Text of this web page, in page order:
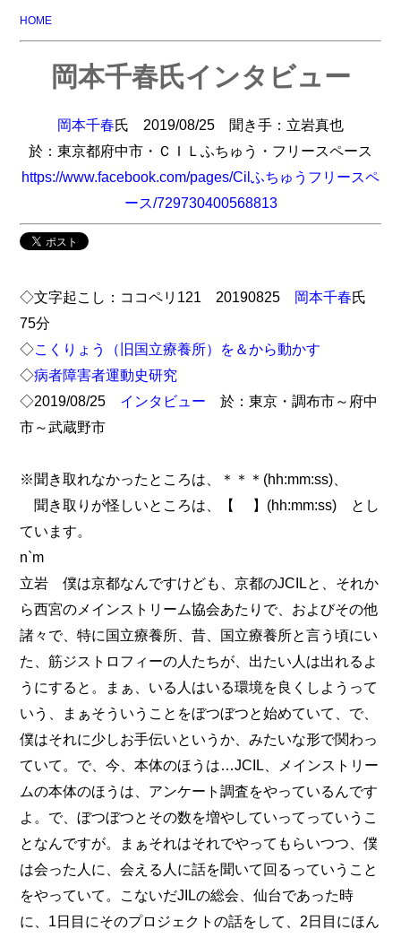
HOME
岡本千春氏インタビュー
岡本千春氏 2019/08/25 聞き手：立岩真也
於：東京都府中市・ＣＩＬふちゅう・フリースペース
https://www.facebook.com/pages/Cilふちゅうフリースペ
ース/729730400568813
◇文字起こし：ココペリ121 20190825 岡本千春氏
75分
◇こくりょう（旧国立療養所）を＆から動かす
◇病者障害者運動史研究
◇2019/08/25 インタビュー 於：東京・調布市～府中
市～武蔵野市
※聞き取れなかったところは、＊＊＊(hh:mm:ss)、
聞き取りが怪しいところは、【 】(hh:mm:ss) とし
ています。
n`m
立岩 僕は京都なんですけども、京都のJCILと、それか
ら西宮のメインストリーム協会あたりで、およびその他
諸々で、特に国立療養所、昔、国立療養所と言う頃にい
た、筋ジストロフィーの人たちが、出たい人は出れるよ
うにすると。まぁ、いる人はいる環境を良くしようって
いう、まぁそういうことをぼつぼつと始めていて、で、
僕はそれに少しお手伝いというか、みたいな形で関わっ
ていて。で、今、本体のほうは…JCIL、メインストリー
ムの本体のほうは、アンケート調査をやっているんです
よ。で、ぼつぼつとその数を増やしていってっていうこ
となんですが。まぁそれはそれでやってもらいつつ、僕
は会った人に、会える人に話を聞いて回るっていうこと
をやっていて。こないだJILの総会、仙台であった時
に、1日目にそのプロジェクトの話をして、2日目にほん